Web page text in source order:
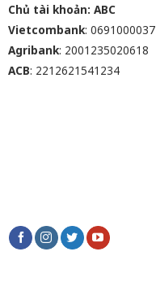
Chủ tài khoản: ABC
Vietcombank: 0691000037
Agribank: 2001235020618
ACB: 2212621541234